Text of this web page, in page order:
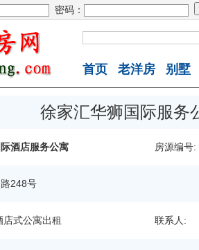
密码：
首页 老洋房 别墅
徐家汇华狮国际服务
酒店服务公寓 房源编号:
248号
店式公寓出租 联系人: